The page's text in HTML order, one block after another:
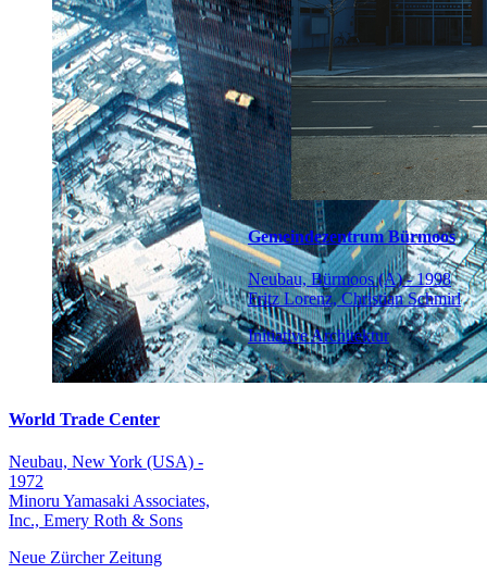
World Trade Center
Neubau, New York (USA) -
1972
Minoru Yamasaki Associates,
Inc., Emery Roth & Sons
Neue Zürcher Zeitung
Gemeindezentrum Bürmoos
Neubau, Bürmoos (A) - 1998
Fritz Lorenz, Christian Schmirl
Initiative Architektur